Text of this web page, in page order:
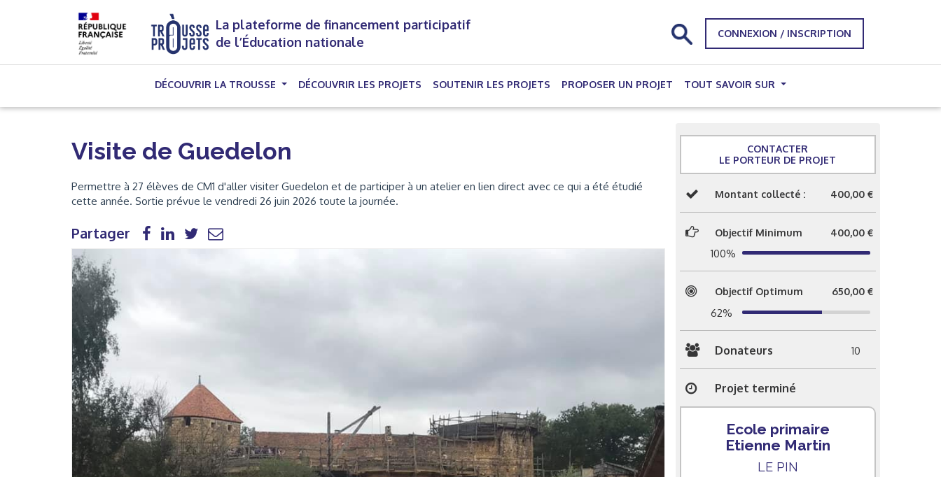
La plateforme de financement participatif
de l’Éducation nationale
CONNEXION / INSCRIPTION
DÉCOUVRIR LA TROUSSE DÉCOUVRIR LES PROJETS (CURRENT)
SOUTENIR LES PROJETS PROPOSER UN PROJET TOUT SAVOIR SUR
Visite de Guedelon
Permettre à 27 élèves de CM1 d'aller visiter Guedelon et de participer à un atelier en lien direct avec ce qui a été étudié
cette année. Sortie prévue le vendredi 26 juin 2026 toute la journée.
Partager
CONTACTER
LE PORTEUR DE PROJET
Montant collecté : 400,00 €
Objectif Minimum 400,00 €
100%
Objectif Optimum 650,00 €
62%
Donateurs 10
Projet terminé
Ecole primaire
Etienne Martin
LE PIN